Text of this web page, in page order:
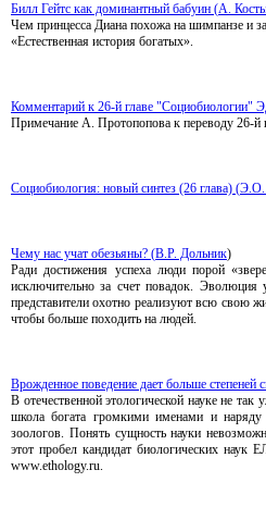
Билл Гейтс как доминантный бабуин (А.
Чем принцесса Диана похожа на шимпанзе и
«Естественная история богатых».
Комментарий к 26-й главе "Социобиологии"
Примечание А. Протопопова к переводу 26-
Социобиология: новый синтез (26 глава) (Э.О.
Чему нас учат обезьяны? (В.Р. Дольник)
Ради достижения успеха люди порой
исключительно за счет повадок. Эволюция
представители охотно реализуют всю свою
чтобы больше походить на людей.
Врожденное поведение дает больше
В отечественной этологической науке не
школа богата громкими именами и
зоологов. Понять сущность науки
этот пробел кандидат биологических
www.ethology.ru.